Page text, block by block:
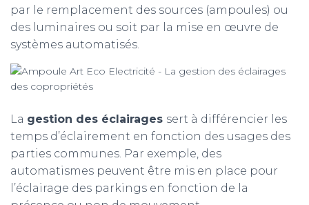
par le remplacement des sources (ampoules) ou
des luminaires ou soit par la mise en œuvre de
systèmes automatisés.
La gestion des éclairages sert à différencier les
temps d’éclairement en fonction des usages des
parties communes. Par exemple, des
automatismes peuvent être mis en place pour
l’éclairage des parkings en fonction de la